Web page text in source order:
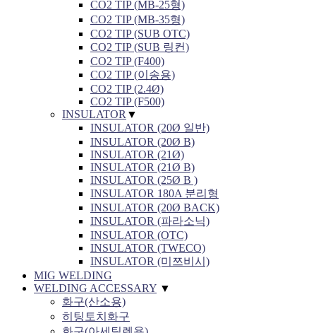
CO2 TIP (MB-25형)
CO2 TIP (MB-35형)
CO2 TIP (SUB OTC)
CO2 TIP (SUB 링컨)
CO2 TIP (F400)
CO2 TIP (이송용)
CO2 TIP (2.4Ø)
CO2 TIP (F500)
INSULATOR ▼
INSULATOR (20Ø 일반)
INSULATOR (20Ø B)
INSULATOR (21Ø)
INSULATOR (21Ø B)
INSULATOR (25Ø B )
INSULATOR 180A 분리형
INSULATOR (20Ø BACK)
INSULATOR (파라소닉)
INSULATOR (OTC)
INSULATOR (TWECO)
INSULATOR (미쯔비시)
MIG WELDING
WELDING ACCESSARY ▼
화구(산소용)
히팅토치화구